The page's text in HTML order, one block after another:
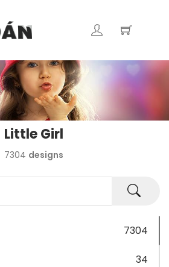
Little Girl
7304 designs
7304
34